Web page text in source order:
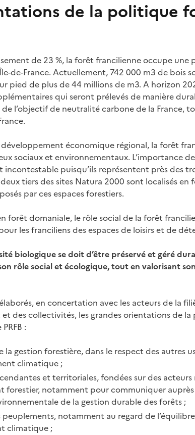
de la politique
de 23 %, la forêt francilienne occupe une
de-France. Actuellement, 742 000 m3 de bois
pied de plus de 44 millions de m3. A horizon
qui seront prélevés de manière
l’objectif de neutralité carbone de la France,
économique régional, la forêt
sociaux et environnementaux. L’importance
puisqu’ils représentent près des
tiers des sites Natura 2000 sont localisés en
par ces espaces forestiers.
forêt domaniale, le rôle social de la forêt
les franciliens des espaces de loisirs et de
biologique se doit d’être préservé et géré
rôle social et écologique, tout en valorisant
en concertation avec les acteurs de la
et des collectivités, les grandes orientations de
:
gestion forestière, dans le respect des autres
climatique ;
et territoriales, fondées sur des
forestier, notamment pour communiquer
de la gestion durable des forêts ;
notamment au regard de
climatique ;